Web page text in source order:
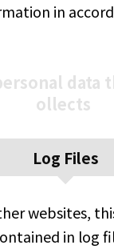
in
data
ollects
Log Files
websites,
in log